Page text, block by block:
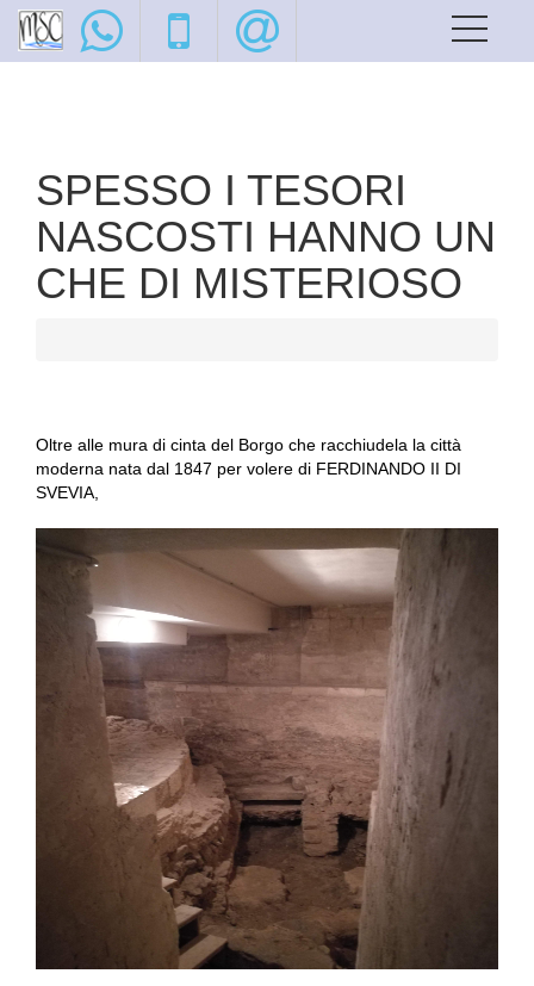
SPESSO I TESORI
NASCOSTI HANNO UN
CHE DI MISTERIOSO
Oltre alle mura di cinta del Borgo che racchiudela la città
moderna nata dal 1847 per volere di FERDINANDO II DI
SVEVIA,